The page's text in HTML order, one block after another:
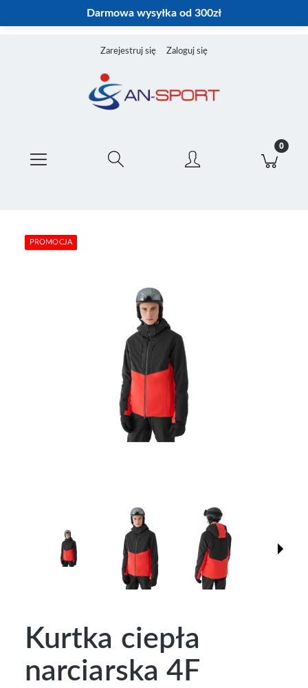
Darmowa wysyłka od 300zł
Zarejestruj się Zaloguj się
PROMOCJA
Kurtka ciepła
narciarska 4F